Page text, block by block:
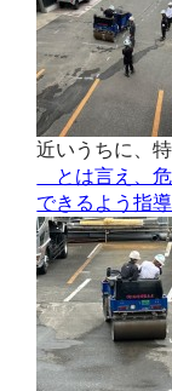
近いうちに、
とは言え、危
できるよう指